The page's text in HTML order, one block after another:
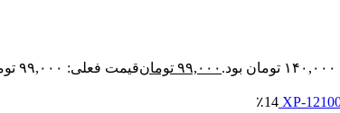
۹۹,۰۰۰ تومانقیمت فعلی: ۹۹,۰۰۰ تومان.
٪14